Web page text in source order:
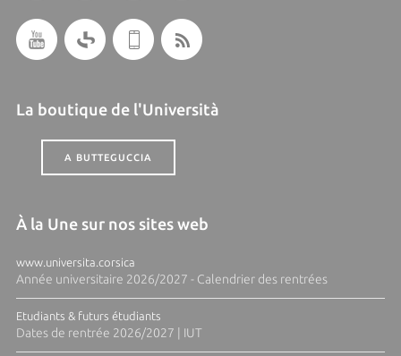
La boutique de l'Università
A BUTTEGUCCIA
À la Une sur nos sites web
www.universita.corsica
Année universitaire 2026/2027 - Calendrier des rentrées
Etudiants & futurs étudiants
Dates de rentrée 2026/2027 | IUT